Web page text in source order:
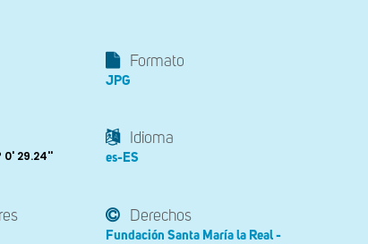
Formato
JPG
0' 29.24''
Idioma
es-ES
Derechos
Fundación Santa María la Real -